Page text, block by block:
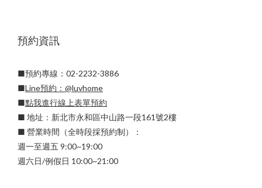
預約資訊
■預約專線：02-2232-3886
■Line預約： @luvhome
■點我進行線上表單預約
■ 地址：新北市永和區中山路一段161號2樓
■ 營業時間（全時段採預約制）：
週一至週五 9:00~19:00
週六日/例假日 10:00~21:00